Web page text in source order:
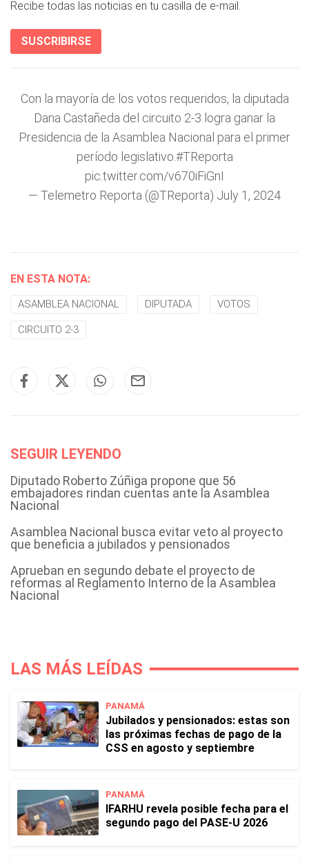
Recibe todas las noticias en tu casilla de e-mail.
SUSCRIBIRSE
Con la mayoría de los votos requeridos, la diputada
Dana Castañeda del circuito 2-3 logra ganar la
Presidencia de la Asamblea Nacional para el primer
período legislativo.#TReporta
pic.twitter.com/v670iFiGnI
— Telemetro Reporta (@TReporta) July 1, 2024
EN ESTA NOTA:
ASAMBLEA NACIONAL DIPUTADA VOTOS
CIRCUITO 2-3
SEGUIR LEYENDO
Diputado Roberto Zúñiga propone que 56
embajadores rindan cuentas ante la Asamblea
Nacional
Asamblea Nacional busca evitar veto al proyecto
que beneficia a jubilados y pensionados
Aprueban en segundo debate el proyecto de
reformas al Reglamento Interno de la Asamblea
Nacional
LAS MÁS LEÍDAS
PANAMÁ
Jubilados y pensionados: estas son
las próximas fechas de pago de la
CSS en agosto y septiembre
PANAMÁ
IFARHU revela posible fecha para el
segundo pago del PASE-U 2026